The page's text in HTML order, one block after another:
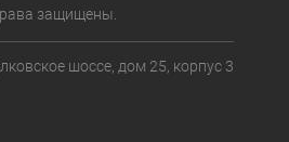
защищены.
шоссе, дом 25, корпус 3